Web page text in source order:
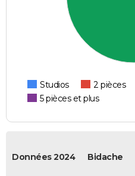
Studios 2 pièces
5 pièces et plus
Données 2024 Bidache